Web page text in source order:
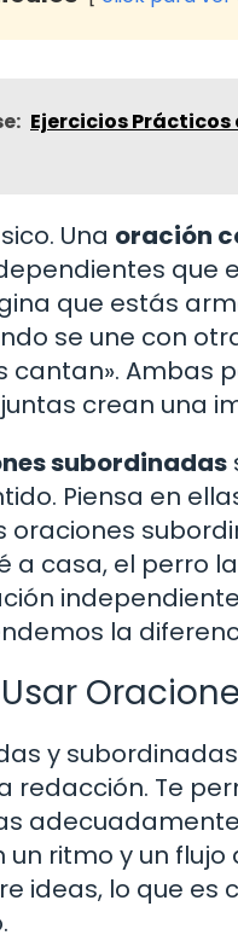
Ejercicios
Una oración
que
que estás
se une con
cantan».
crean una
subordinadas
Piensa en
a casa, el perro
la
y
redacción. Te
ritmo y un
ideas, lo que